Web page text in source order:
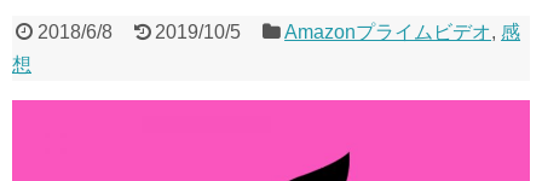
2018/6/8 2019/10/5 Amazonプライムビデオ,感
想